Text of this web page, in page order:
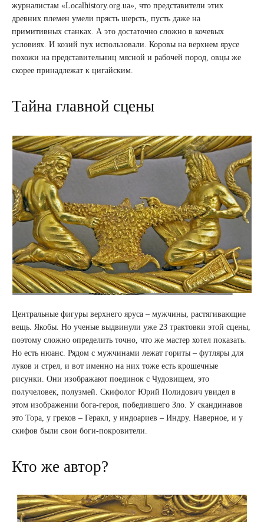
журналистам «Localhistory.org.ua», что представители этих
древних племен умели прясть шерсть, пусть даже на
примитивных станках. А это достаточно сложно в кочевых
условиях. И козий пух использовали. Коровы на верхнем ярусе
похожи на представительниц мясной и рабочей пород, овцы же
скорее принадлежат к цигайским.
Тайна главной сцены
Центральные фигуры верхнего яруса – мужчины, растягивающие
вещь. Якобы. Но ученые выдвинули уже 23 трактовки этой сцены,
поэтому сложно определить точно, что же мастер хотел показать.
Но есть нюанс. Рядом с мужчинами лежат гориты – футляры для
луков и стрел, и вот именно на них тоже есть крошечные
рисунки. Они изображают поединок с Чудовищем, это
получеловек, полузмей. Скифолог Юрий Полидович увидел в
этом изображении бога-героя, победившего Зло. У скандинавов
это Тора, у греков – Геракл, у индоариев – Индру. Наверное, и у
скифов были свои боги-покровители.
Кто же автор?